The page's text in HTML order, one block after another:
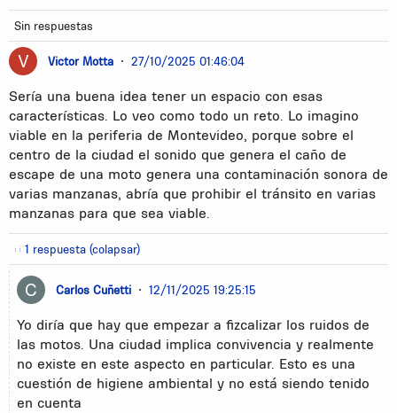
Sin respuestas
Victor Motta • 27/10/2025 01:46:04
Sería una buena idea tener un espacio con esas
características. Lo veo como todo un reto. Lo imagino
viable en la periferia de Montevideo, porque sobre el
centro de la ciudad el sonido que genera el caño de
escape de una moto genera una contaminación sonora de
varias manzanas, abría que prohibir el tránsito en varias
manzanas para que sea viable.
1 respuesta (colapsar)
Carlos Cuñetti • 12/11/2025 19:25:15
Yo diría que hay que empezar a fizcalizar los ruidos de
las motos. Una ciudad implica convivencia y realmente
no existe en este aspecto en particular. Esto es una
cuestión de higiene ambiental y no está siendo tenido
en cuenta